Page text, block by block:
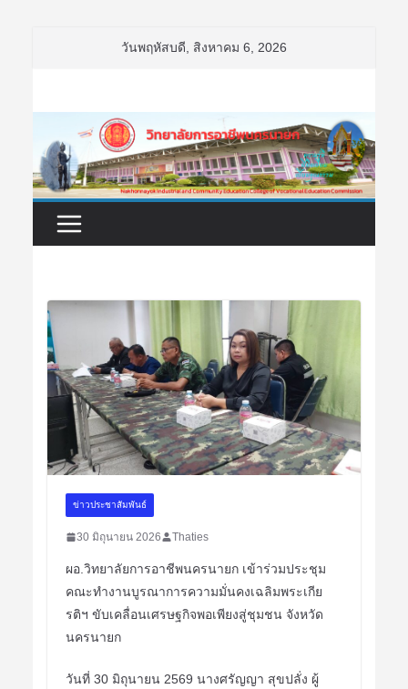
วันพฤหัสบดี, สิงหาคม 6, 2026
ข่าวประชาสัมพันธ์
30 มิถุนายน 2026 Thaties
ผอ.วิทยาลัยการอาชีพนครนายก เข้าร่วมประชุม
คณะทำงานบูรณาการความมั่นคงเฉลิมพระเกีย
รติฯ ขับเคลื่อนเศรษฐกิจพอเพียงสู่ชุมชน จังหวัด
นครนายก
วันที่ 30 มิถุนายน 2569 นางศรัญญา สุขปลั่ง ผู้